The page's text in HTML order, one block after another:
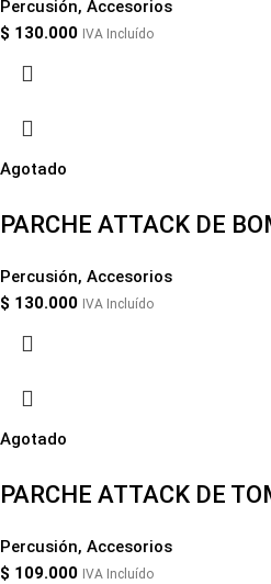
Percusión, Accesorios
$ 130.000 IVA Incluído
Agotado
PARCHE ATTACK DE
Percusión, Accesorios
$ 130.000 IVA Incluído
Agotado
PARCHE ATTACK DE
Percusión, Accesorios
$ 109.000 IVA Incluído